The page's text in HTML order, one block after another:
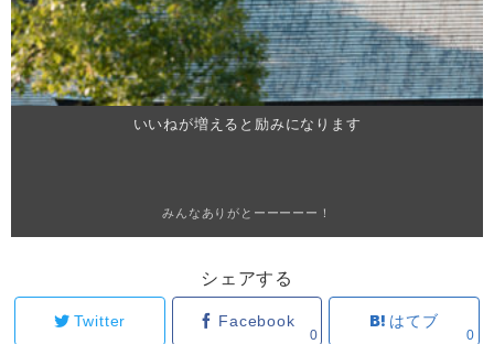
いいねが増えると励みになります
みんなありがとーーーーー！
シェアする
Twitter Facebook
0
はてブ
0